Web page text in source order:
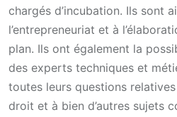
chargés d’incubation. Ils sont
l’entrepreneuriat et à
plan. Ils ont également la
des experts techniques et
toutes leurs questions
droit et à bien d’autres sujets